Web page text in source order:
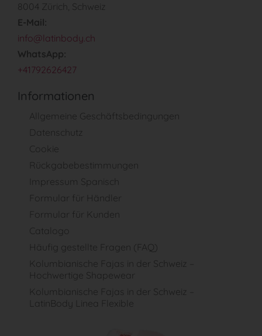
8004 Zürich, Schweiz
E-Mail:
info@latinbody.ch
WhatsApp:
+41792626427
Informationen
Allgemeine Geschäftsbedingungen
Datenschutz
Cookie
Rückgabebestimmungen
Impressum Spanisch
Formular für Händler
Formular für Kunden
Catalogo
Häufig gestellte Fragen (FAQ)
Kolumbianische Fajas in der Schweiz –
Hochwertige Shapewear
Kolumbianische Fajas in der Schweiz –
LatinBody Linea Flexible